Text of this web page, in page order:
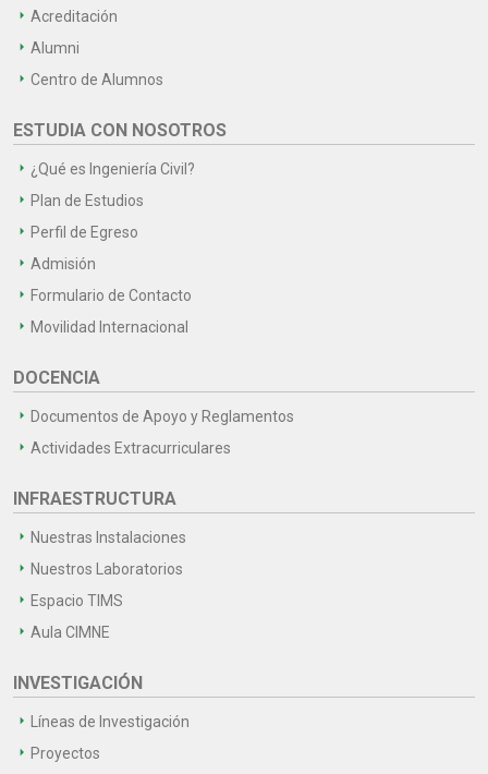
Acreditación
Alumni
Centro de Alumnos
ESTUDIA CON NOSOTROS
¿Qué es Ingeniería Civil?
Plan de Estudios
Perfil de Egreso
Admisión
Formulario de Contacto
Movilidad Internacional
DOCENCIA
Documentos de Apoyo y Reglamentos
Actividades Extracurriculares
INFRAESTRUCTURA
Nuestras Instalaciones
Nuestros Laboratorios
Espacio TIMS
Aula CIMNE
INVESTIGACIÓN
Líneas de Investigación
Proyectos